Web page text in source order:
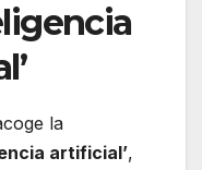
la
artificial’,